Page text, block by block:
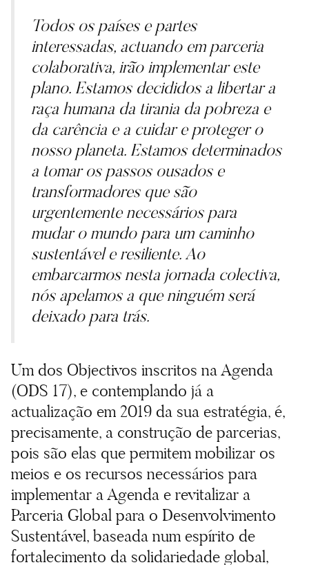
Todos os países e partes
interessadas, actuando em parceria
colaborativa, irão implementar este
plano. Estamos decididos a libertar a
raça humana da tirania da pobreza e
da carência e a cuidar e proteger o
nosso planeta. Estamos determinados
a tomar os passos ousados e
transformadores que são
urgentemente necessários para
mudar o mundo para um caminho
sustentável e resiliente. Ao
embarcarmos nesta jornada colectiva,
nós apelamos a que ninguém será
deixado para trás.
Um dos Objectivos inscritos na Agenda
(ODS 17), e contemplando já a
actualização em 2019 da sua estratégia, é,
precisamente, a construção de parcerias,
pois são elas que permitem mobilizar os
meios e os recursos necessários para
implementar a Agenda e revitalizar a
Parceria Global para o Desenvolvimento
Sustentável, baseada num espírito de
fortalecimento da solidariedade global,